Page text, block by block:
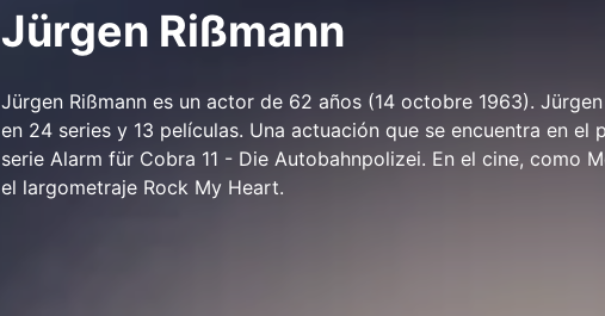
Jürgen Rißmann
Jürgen Rißmann es un actor de 62 años (14 octobre 1963).
en 24 series y 13 películas. Una actuación que se encuentra en el
serie Alarm für Cobra 11 - Die Autobahnpolizei. En el cine, como
el largometraje Rock My Heart.